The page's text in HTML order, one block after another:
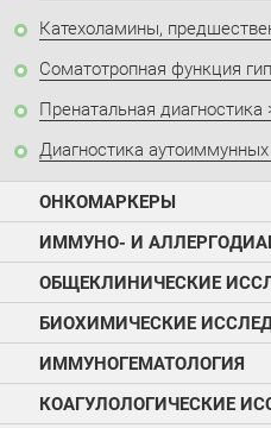
Катехоламины,
Соматотропная функция
Пренатальная диагностика
Диагностика
ОНКОМАРКЕРЫ
ИММУНО- И
ОБЩЕКЛИНИЧЕСКИЕ
БИОХИМИЧЕСКИЕ
ИММУНОГЕМАТОЛОГИЯ
КОАГУЛОЛОГИЧЕСКИЕ